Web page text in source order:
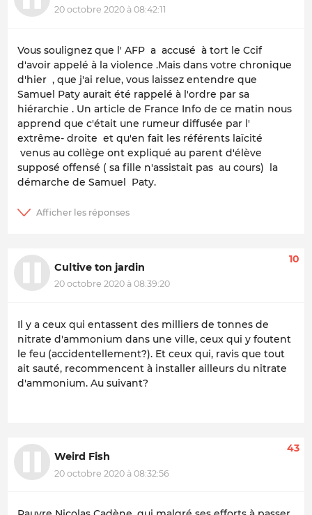
20 octobre 2020 à 08:42:11
Vous soulignez que l' AFP a accusé à tort le Ccif
d'avoir appelé à la violence .Mais dans votre chronique
d'hier , que j'ai relue, vous laissez entendre que
Samuel Paty aurait été rappelé à l'ordre par sa
hiérarchie . Un article de France Info de ce matin nous
apprend que c'était une rumeur diffusée par l'
extrême- droite et qu'en fait les référents laïcité
venus au collège ont expliqué au parent d'élève
supposé offensé ( sa fille n'assistait pas au cours) la
démarche de Samuel Paty.
Cultive ton jardin
20 octobre 2020 à 08:39:20
10
Il y a ceux qui entassent des milliers de tonnes de
nitrate d'ammonium dans une ville, ceux qui y foutent
le feu (accidentellement?). Et ceux qui, ravis que tout
ait sauté, recommencent à installer ailleurs du nitrate
d'ammonium. Au suivant?
Weird Fish
20 octobre 2020 à 08:32:56
43